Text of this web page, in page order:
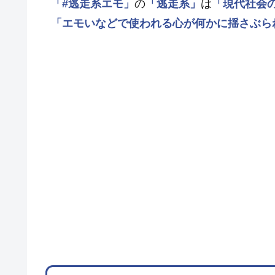
「#逃走系エモ」 の 「逃走系」 は 「現代社会
「エモいなどで使われる心が何かに揺さぶ